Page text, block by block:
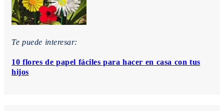
Te puede interesar:
10 flores de papel fáciles para hacer en casa con tus
hijos